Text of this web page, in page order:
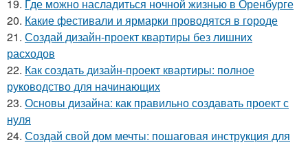
19. Где можно насладиться ночной жизнью в Оренбурге
20. Какие фестивали и ярмарки проводятся в городе
21. Создай дизайн-проект квартиры без лишних
расходов
22. Как создать дизайн-проект квартиры: полное
руководство для начинающих
23. Основы дизайна: как правильно создавать проект с
нуля
24. Создай свой дом мечты: пошаговая инструкция для